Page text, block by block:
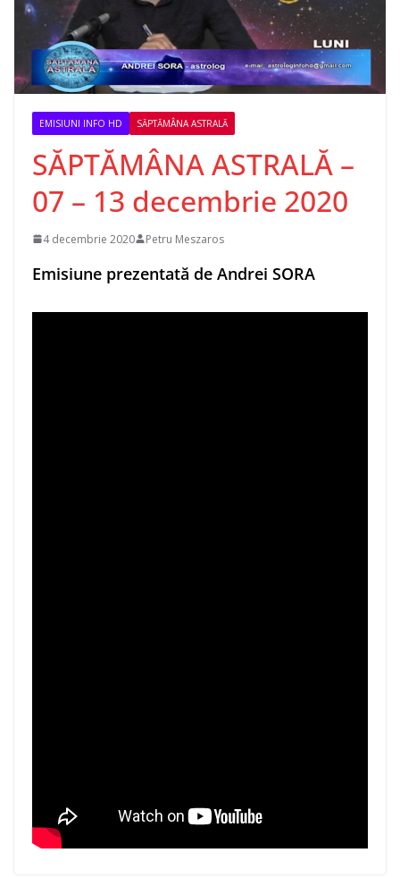
EMISIUNI INFO HD SĂPTĂMÂNA ASTRALĂ
SĂPTĂMÂNA ASTRALĂ –
07 – 13 decembrie 2020
4 decembrie 2020 Petru Meszaros
Emisiune prezentată de Andrei SORA